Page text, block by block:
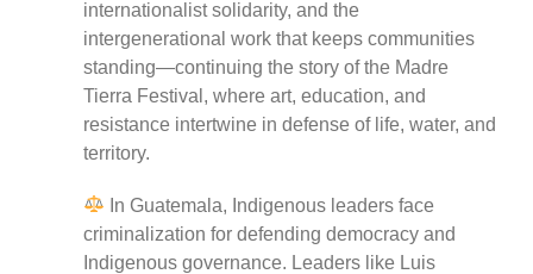
internationalist solidarity, and the
intergenerational work that keeps communities
standing—continuing the story of the Madre
Tierra Festival, where art, education, and
resistance intertwine in defense of life, water, and
territory.
In Guatemala, Indigenous leaders face
criminalization for defending democracy and
Indigenous governance. Leaders like Luis